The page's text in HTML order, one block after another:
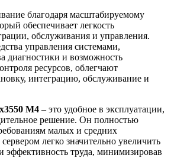
благодаря масштабируемому
обеспечивает легкость
обслуживания и управления.
управления системами,
диагностики и возможность
ресурсов, облегчают
интеграцию, обслуживание и
M4 – это удобное в эксплуатации,
решение. Он полностью
малых и средних
легко значительно увеличить
эффективность труда, минимизировав